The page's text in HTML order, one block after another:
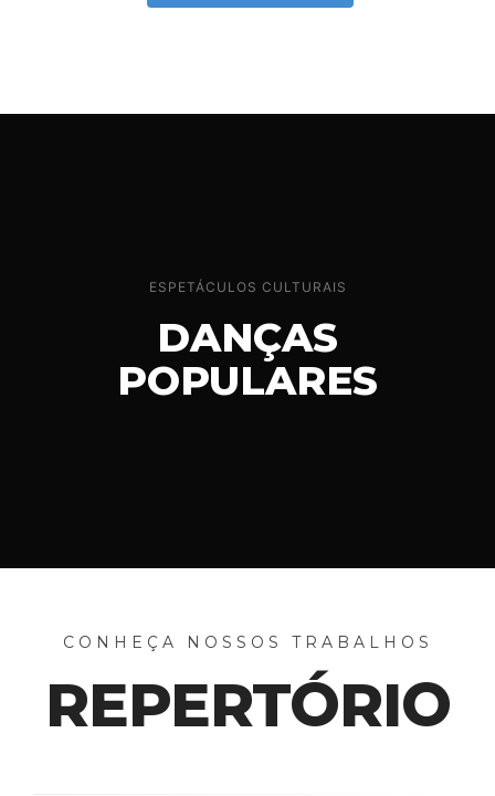
ESPETÁCULOS CULTURAIS
DANÇAS
POPULARES
CONHEÇA NOSSOS TRABALHOS
REPERTÓRIO